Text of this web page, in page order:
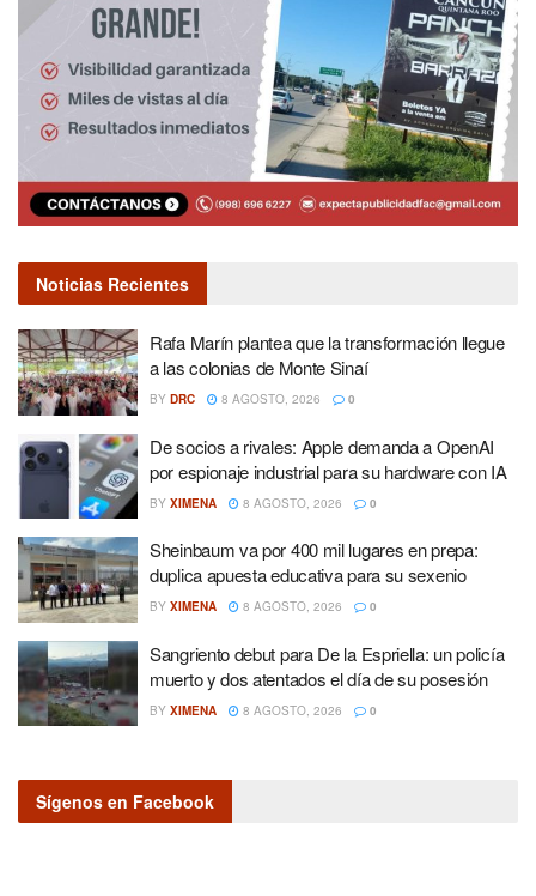
Noticias Recientes
Rafa Marín plantea que la transformación llegue
a las colonias de Monte Sinaí
BY DRC 8 AGOSTO, 2026 0
De socios a rivales: Apple demanda a OpenAI
por espionaje industrial para su hardware con IA
BY XIMENA 8 AGOSTO, 2026 0
Sheinbaum va por 400 mil lugares en prepa:
duplica apuesta educativa para su sexenio
BY XIMENA 8 AGOSTO, 2026 0
Sangriento debut para De la Espriella: un policía
muerto y dos atentados el día de su posesión
BY XIMENA 8 AGOSTO, 2026 0
Sígenos en Facebook